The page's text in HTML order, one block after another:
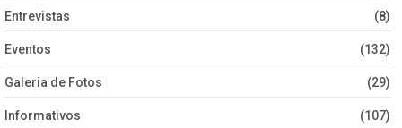
Entrevistas (8)
Eventos (132)
Galeria de Fotos (29)
Informativos (107)